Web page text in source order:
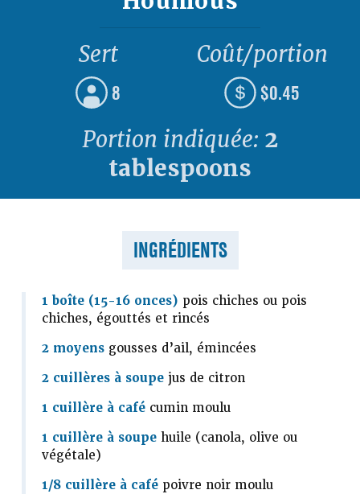
Sert
8
Coût/portion
$0.45
Portion indiquée: 2
tablespoons
INGRÉDIENTS
1 boîte (15-16 onces) pois chiches ou pois
chiches, égouttés et rincés
2 moyens gousses d’ail, émincées
2 cuillères à soupe jus de citron
1 cuillère à café cumin moulu
1 cuillère à soupe huile (canola, olive ou
végétale)
1/8 cuillère à café poivre noir moulu